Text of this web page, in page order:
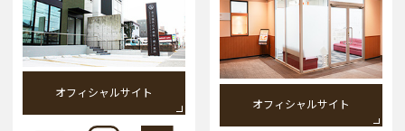
オフィシャルサイト
オフィシャルサイト